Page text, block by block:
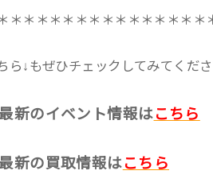
＊＊＊＊＊＊＊＊＊＊＊＊＊＊＊
ら↓もぜひチェックしてみてくだ
最新のイベント情報はこちら
最新の買取情報はこちら